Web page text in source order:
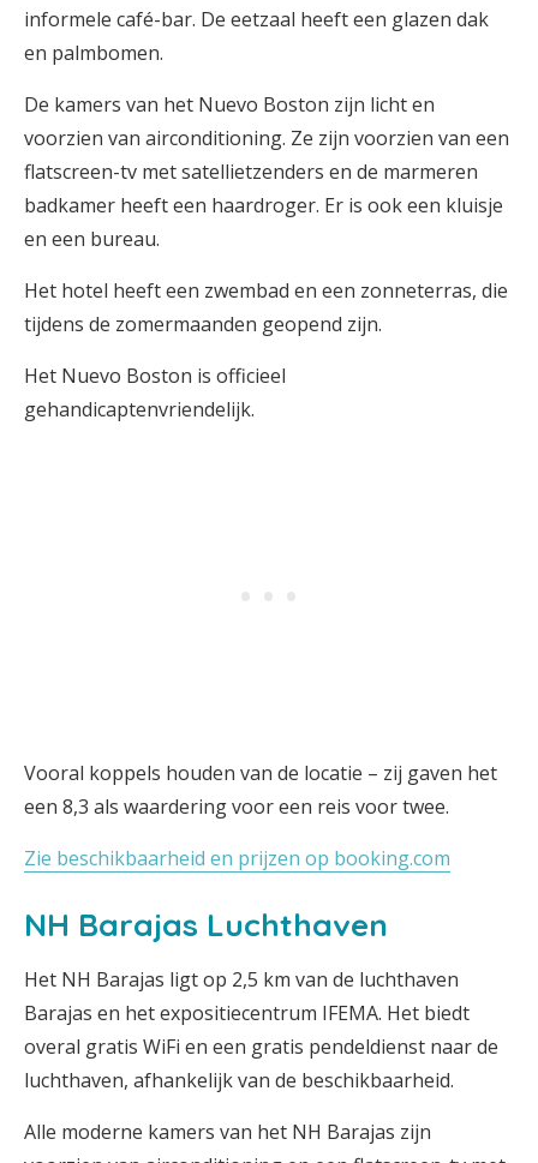
informele café-bar. De eetzaal heeft een glazen dak
en palmbomen.
De kamers van het Nuevo Boston zijn licht en
voorzien van airconditioning. Ze zijn voorzien van een
flatscreen-tv met satellietzenders en de marmeren
badkamer heeft een haardroger. Er is ook een kluisje
en een bureau.
Het hotel heeft een zwembad en een zonneterras, die
tijdens de zomermaanden geopend zijn.
Het Nuevo Boston is officieel
gehandicaptenvriendelijk.
Vooral koppels houden van de locatie – zij gaven het
een 8,3 als waardering voor een reis voor twee.
Zie beschikbaarheid en prijzen op booking.com
NH Barajas Luchthaven
Het NH Barajas ligt op 2,5 km van de luchthaven
Barajas en het expositiecentrum IFEMA. Het biedt
overal gratis WiFi en een gratis pendeldienst naar de
luchthaven, afhankelijk van de beschikbaarheid.
Alle moderne kamers van het NH Barajas zijn